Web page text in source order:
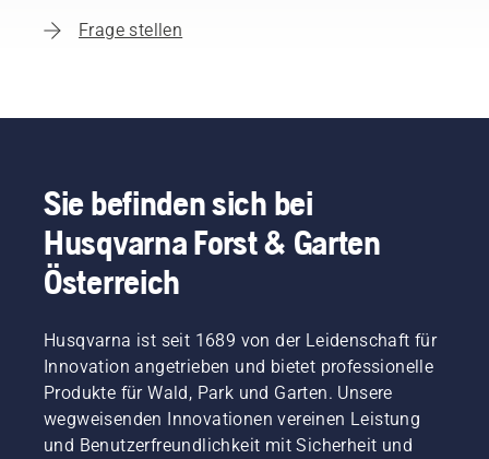
Frage stellen
Sie befinden sich bei
Husqvarna Forst & Garten
Österreich
Husqvarna ist seit 1689 von der Leidenschaft für
Innovation angetrieben und bietet professionelle
Produkte für Wald, Park und Garten. Unsere
wegweisenden Innovationen vereinen Leistung
und Benutzerfreundlichkeit mit Sicherheit und